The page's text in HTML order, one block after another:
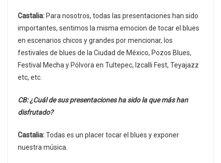
Castalia: Para nosotros, todas las presentaciones han sido
importantes, sentimos la misma emocion de tocar el blues
en escenarios chicos y grandes por mencionar, los
festivales de blues de la Ciudad de México, Pozos Blues,
Festival Mecha y Pólvora en Tultepec, Izcalli Fest, Teyajazz
etc, etc.
CB: ¿Cuál de sus presentaciones ha sido la que más han
disfrutado?
Castalia:Todas es un placer tocar el blues y exponer
nuestra música.